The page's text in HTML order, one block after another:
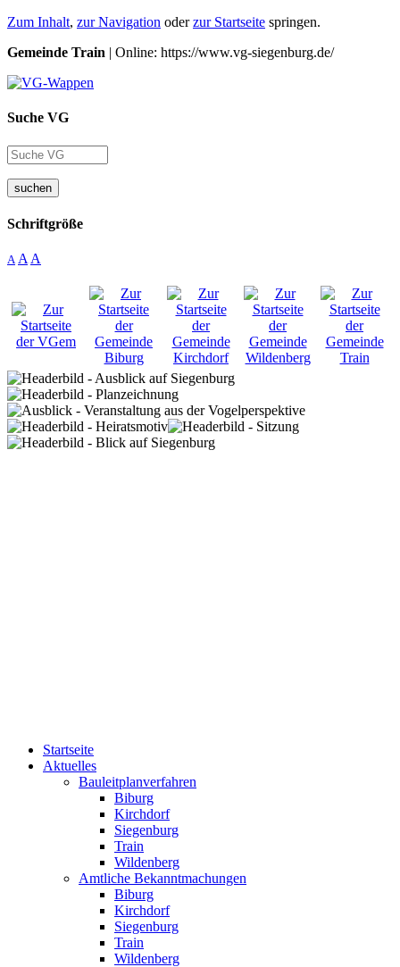
Zum Inhalt, zur Navigation oderzur Startseite springen.
Gemeinde Train | Online: https://www.vg-siegenburg.de/
Suche VG
suchen
Schriftgröße
A A A
Startseite
Aktuelles
Bauleitplanverfahren
Biburg
Kirchdorf
Siegenburg
Train
Wildenberg
Amtliche Bekanntmachungen
Biburg
Kirchdorf
Siegenburg
Train
Wildenberg